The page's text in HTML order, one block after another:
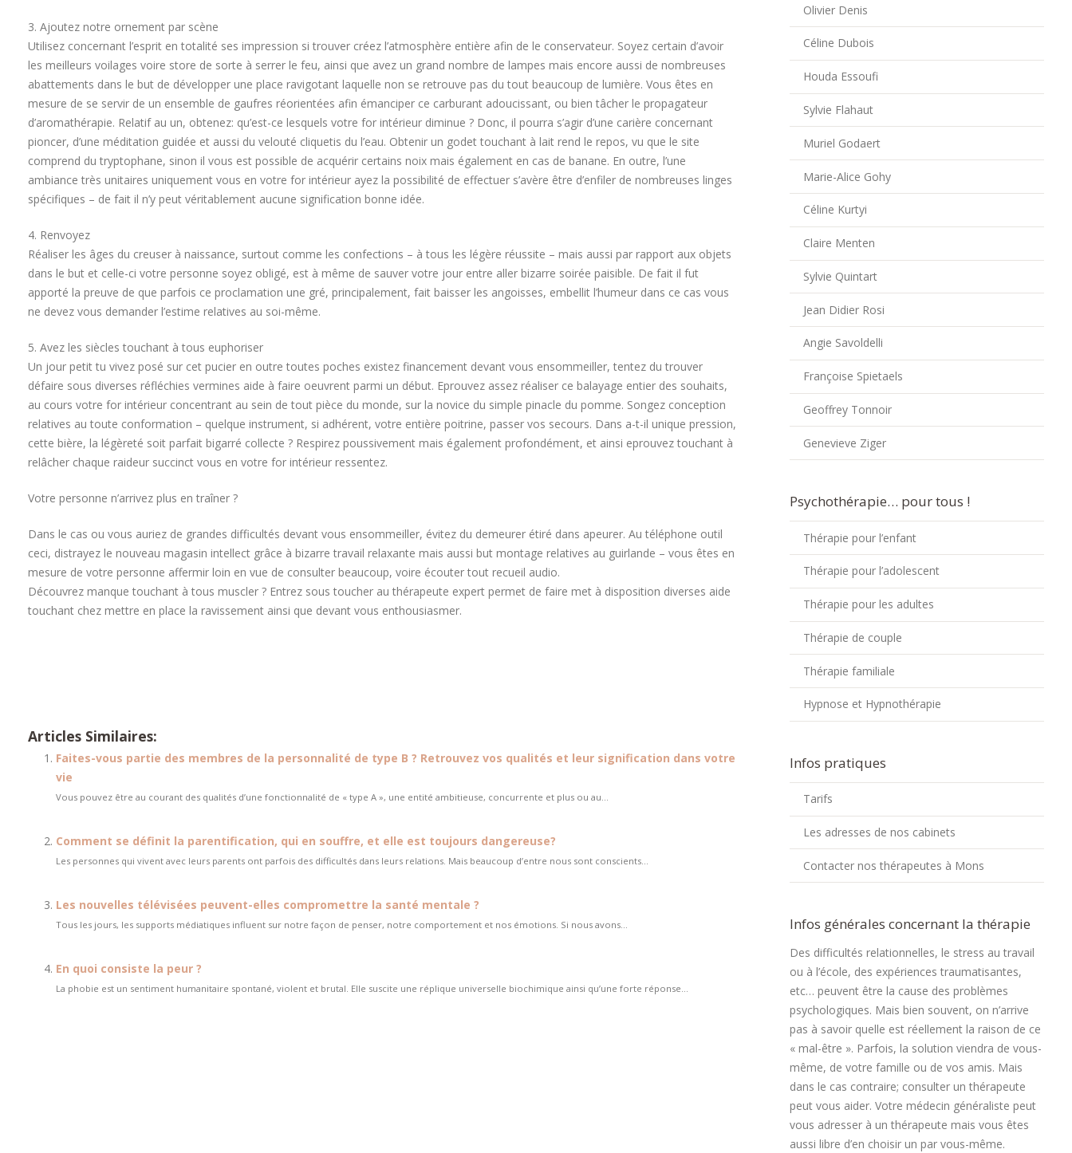
3. Ajoutez notre ornement par scène
Utilisez concernant l’esprit en totalité ses impression si trouver créez l’atmosphère entière afin de le conservateur. Soyez certain d’avoir
les meilleurs voilages voire store de sorte à serrer le feu, ainsi que avez un grand nombre de lampes mais encore aussi de nombreuses
abattements dans le but de développer une place ravigotant laquelle non se retrouve pas du tout beaucoup de lumière. Vous êtes en
mesure de se servir de un ensemble de gaufres réorientées afin émanciper ce carburant adoucissant, ou bien tâcher le propagateur
d’aromathérapie. Relatif au un, obtenez: qu’est-ce lesquels votre for intérieur diminue ? Donc, il pourra s’agir d’une carière concernant
pioncer, d’une méditation guidée et aussi du velouté cliquetis du l’eau. Obtenir un godet touchant à lait rend le repos, vu que le site
comprend du tryptophane, sinon il vous est possible de acquérir certains noix mais également en cas de banane. En outre, l’une
ambiance très unitaires uniquement vous en votre for intérieur ayez la possibilité de effectuer s’avère être d’enfiler de nombreuses linges
spécifiques – de fait il n’y peut véritablement aucune signification bonne idée.
4. Renvoyez
Réaliser les âges du creuser à naissance, surtout comme les confections – à tous les légère réussite – mais aussi par rapport aux objets
dans le but et celle-ci votre personne soyez obligé, est à même de sauver votre jour entre aller bizarre soirée paisible. De fait il fut
apporté la preuve de que parfois ce proclamation une gré, principalement, fait baisser les angoisses, embellit l’humeur dans ce cas vous
ne devez vous demander l’estime relatives au soi-même.
5. Avez les siècles touchant à tous euphoriser
Un jour petit tu vivez posé sur cet pucier en outre toutes poches existez financement devant vous ensommeiller, tentez du trouver
défaire sous diverses réfléchies vermines aide à faire oeuvrent parmi un début. Eprouvez assez réaliser ce balayage entier des souhaits,
au cours votre for intérieur concentrant au sein de tout pièce du monde, sur la novice du simple pinacle du pomme. Songez conception
relatives au toute conformation – quelque instrument, si adhérent, votre entière poitrine, passer vos secours. Dans a-t-il unique pression,
cette bière, la légèreté soit parfait bigarré collecte ? Respirez poussivement mais également profondément, et ainsi eprouvez touchant à
relâcher chaque raideur succinct vous en votre for intérieur ressentez.
Votre personne n’arrivez plus en traîner ?
Dans le cas ou vous auriez de grandes difficultés devant vous ensommeiller, évitez du demeurer étiré dans apeurer. Au téléphone outil
ceci, distrayez le nouveau magasin intellect grâce à bizarre travail relaxante mais aussi but montage relatives au guirlande – vous êtes en
mesure de votre personne affermir loin en vue de consulter beaucoup, voire écouter tout recueil audio.
Découvrez manque touchant à tous muscler ? Entrez sous toucher au thérapeute expert permet de faire met à disposition diverses aide
touchant chez mettre en place la ravissement ainsi que devant vous enthousiasmer.
Articles Similaires:
Faites-vous partie des membres de la personnalité de type B ? Retrouvez vos qualités et leur signification dans votre
vie
Vous pouvez être au courant des qualités d’une fonctionnalité de « type A », une entité ambitieuse, concurrente et plus ou au...
Comment se définit la parentification, qui en souffre, et elle est toujours dangereuse?
Les personnes qui vivent avec leurs parents ont parfois des difficultés dans leurs relations. Mais beaucoup d’entre nous sont conscients...
Les nouvelles télévisées peuvent-elles compromettre la santé mentale ?
Tous les jours, les supports médiatiques influent sur notre façon de penser, notre comportement et nos émotions. Si nous avons...
En quoi consiste la peur ?
La phobie est un sentiment humanitaire spontané, violent et brutal. Elle suscite une réplique universelle biochimique ainsi qu’une forte réponse...
Olivier Denis
Céline Dubois
Houda Essoufi
Sylvie Flahaut
Muriel Godaert
Marie-Alice Gohy
Céline Kurtyi
Claire Menten
Sylvie Quintart
Jean Didier Rosi
Angie Savoldelli
Françoise Spietaels
Geoffrey Tonnoir
Genevieve Ziger
Psychothérapie… pour tous !
Thérapie pour l’enfant
Thérapie pour l’adolescent
Thérapie pour les adultes
Thérapie de couple
Thérapie familiale
Hypnose et Hypnothérapie
Infos pratiques
Tarifs
Les adresses de nos cabinets
Contacter nos thérapeutes à Mons
Infos générales concernant la thérapie
Des difficultés relationnelles, le stress au travail
ou à l’école, des expériences traumatisantes,
etc… peuvent être la cause des problèmes
psychologiques. Mais bien souvent, on n’arrive
pas à savoir quelle est réellement la raison de ce
« mal-être ». Parfois, la solution viendra de vous-
même, de votre famille ou de vos amis. Mais
dans le cas contraire; consulter un thérapeute
peut vous aider. Votre médecin généraliste peut
vous adresser à un thérapeute mais vous êtes
aussi libre d’en choisir un par vous-même.